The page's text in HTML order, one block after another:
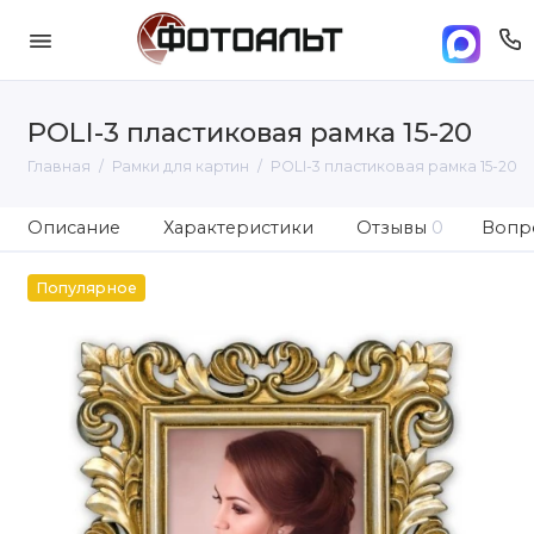
POLI-3 пластиковая рамка 15-20
Главная Рамки для картин POLI-3 пластиковая рамка 15-20
Описание Характеристики Отзывы 0
Популярное